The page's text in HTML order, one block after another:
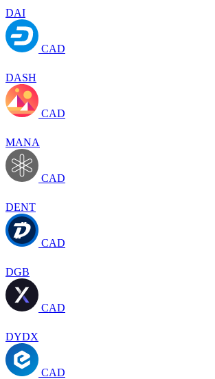
DAI
CAD
DASH
CAD
MANA
CAD
DENT
CAD
DGB
CAD
DYDX
CAD